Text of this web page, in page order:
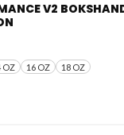
OZ 16 OZ 18 OZ
V2